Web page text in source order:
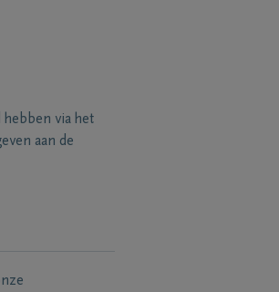
via het
aan de